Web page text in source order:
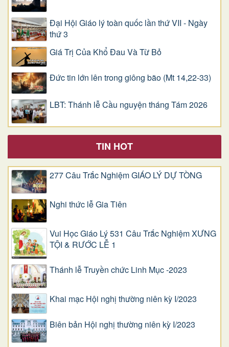
Đại Hội Giáo lý toàn quốc lần thứ VII - Ngày
thứ 3
Giá Trị Của Khổ Ðau Và Từ Bỏ
Đức tin lớn lên trong giông bão (Mt 14,22-33)
LBT: Thánh lễ Cầu nguyện tháng Tám 2026
TIN HOT
277 Câu Trắc Nghiệm GIÁO LÝ DỰ TÒNG
Nghi thức lễ Gia Tiên
Vui Học Giáo Lý 531 Câu Trắc Nghiệm XƯNG
TỘI & RƯỚC LỄ 1
Thánh lễ Truyền chức Linh Mục -2023
Khai mạc Hội nghị thường niên kỳ I/2023
Biên bản Hội nghị thường niên kỳ I/2023